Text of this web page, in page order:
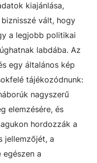
kiajánlása,
vált, hogy
a legjobb politikai
labdába. Az
egy általános kép
tájékozódnunk:
nagyszerű
elemzésére, és
hordozzák a
jellemzőjét, a
a